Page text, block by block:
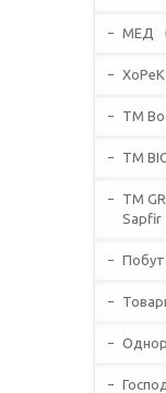
МЕД
ХоРеК
ТМ
ТМ
ТМ
Sapfir